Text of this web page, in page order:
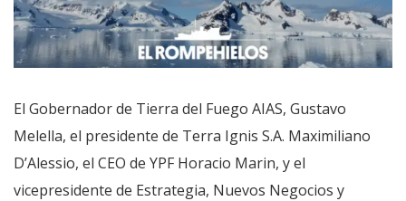
El Gobernador de Tierra del Fuego AIAS, Gustavo
Melella, el presidente de Terra Ignis S.A. Maximiliano
D’Alessio, el CEO de YPF Horacio Marin, y el
vicepresidente de Estrategia, Nuevos Negocios y